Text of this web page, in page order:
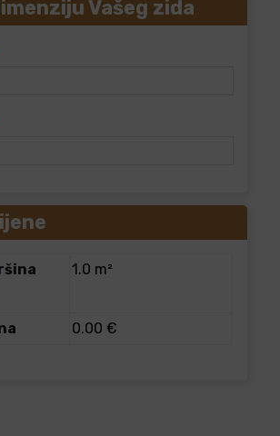
Vašeg zida
1.0 m²
0.00 €